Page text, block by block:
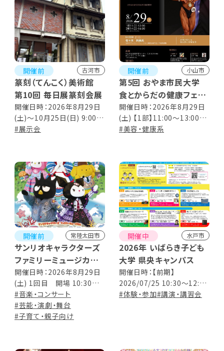
開催前 古河市
篆刻（てんこく）美術館
第10回 毎日展篆刻会展
開催日時：2026年8月29日
(土)～10月25日(日) 9:00～
17:00 ※入館は16:30まで
#展示会
開催前 小山市
第5回 おやま市民大学
食とからだの健康フェア
ー食から始めるウェルビ
ーイングー
開催日時：2026年8月29日
(土) 【1部】11:00～13:00【2
部】14:00～16:00 ※1部、2
#美容・健康系
開催前 常陸太田市
サンリオキャラクターズ
ファミリーミュージカル
Song of Life
開催日時：2026年8月29日
(土) 1回目 開場 10:30／
開演 11:00 2回目 開場
13:30／開演 14:00 ※公演
時間約90分（休憩込）
#音楽・コンサート
#芸能・演劇・舞台
#子育て・親子向け
開催中 水戸市
2026年 いばらき子ども
大学 県央キャンパス
開催日時：【前期】
2026/07/25 10:30～12:00
2026/08/08 10:30～12:00
13:30～15:00
#体験・参加#講演・講習会